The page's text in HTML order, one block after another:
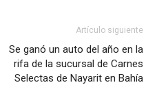
Artículo siguiente
Se ganó un auto del año en la
rifa de la sucursal de Carnes
Selectas de Nayarit en Bahía